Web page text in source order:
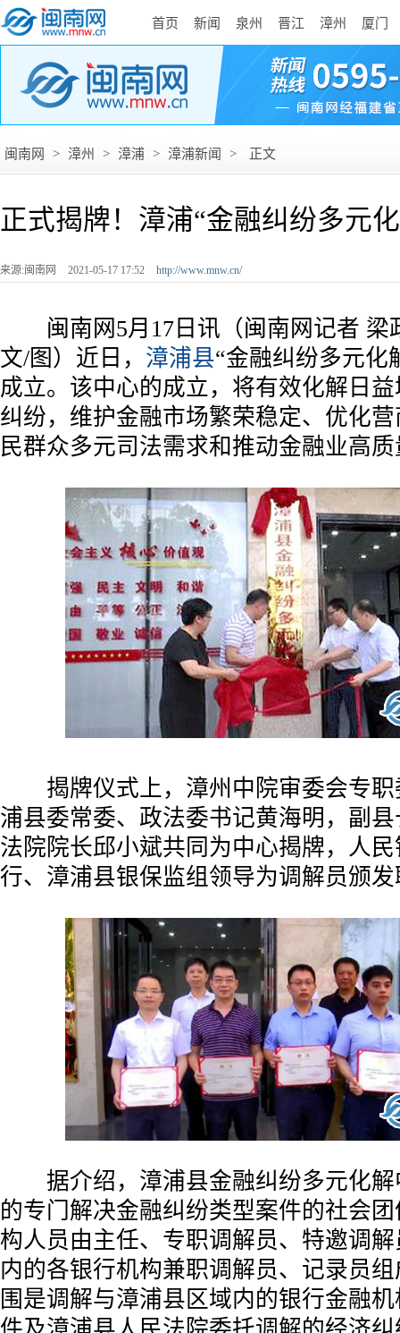
首页 新闻 泉州 晋江 漳州 厦门
闽南网 > 漳州 > 漳浦 > 漳浦新闻 > 正文
正式揭牌！漳浦“金融纠纷多元
来源:闽南网 2021-05-17 17:52 http://www.mnw.cn/
闽南网5月17日讯（闽南网记者 梁
文/图）近日， 漳浦县“金融纠纷多元化
成立。该中心的成立，将有效化解日
纠纷，维护金融市场繁荣稳定、优化
民群众多元司法需求和推动金融业高
揭牌仪式上，漳州中院审委会专职
浦县委常委、政法委书记黄海明，副
法院院长邱小斌共同为中心揭牌，人
行、漳浦县银保监组领导为调解员颁
据介绍，漳浦县金融纠纷多元化解
的专门解决金融纠纷类型案件的社会
构人员由主任、专职调解员、特邀调
内的各银行机构兼职调解员、记录员
围是调解与漳浦县区域内的银行金融